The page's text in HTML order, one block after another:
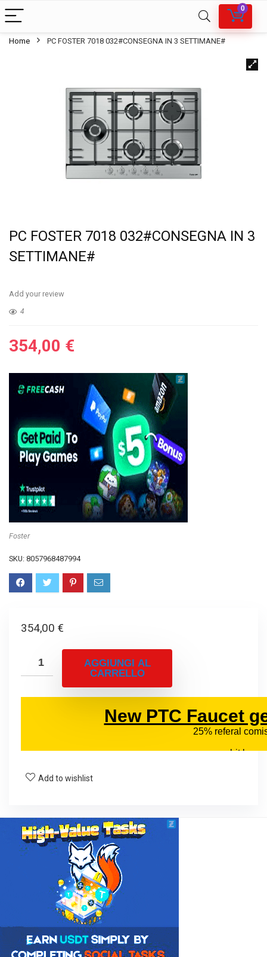
0
Home PC FOSTER 7018 032#CONSEGNA IN 3 SETTIMANE#
PC FOSTER 7018 032#CONSEGNA IN 3
SETTIMANE#
Add your review
4
354,00 €
Foster
SKU: 8057968487994
354,00 €
AGGIUNGI AL
CARRELLO
Add to wishlist